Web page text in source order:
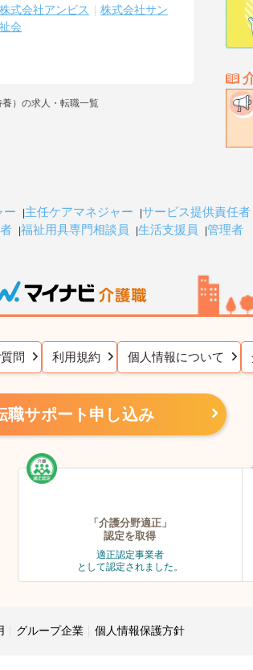
株式会社アンビス
株式会社サン
会
）の求人・転職一覧
ー 主任ケアマネジャー
サービス提供責任者
福祉用具専門相談員 生活支援員 管理者
問 利用規約 個人情報について
職サポート申し込み
「介護分野適正」
認定を取得
適正認定事業者
として認定されました。
グループ企業 個人情報保護方針